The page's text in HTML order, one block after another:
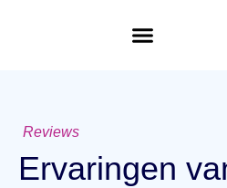
Reviews
Ervaringen